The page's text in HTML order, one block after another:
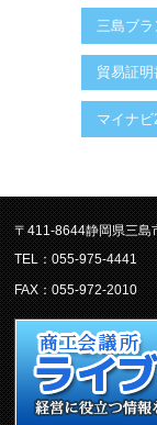
三島ブラ
貿易証明
マイナビ
〒411-8644静岡県三島
TEL：055-975-4441
FAX：055-972-2010